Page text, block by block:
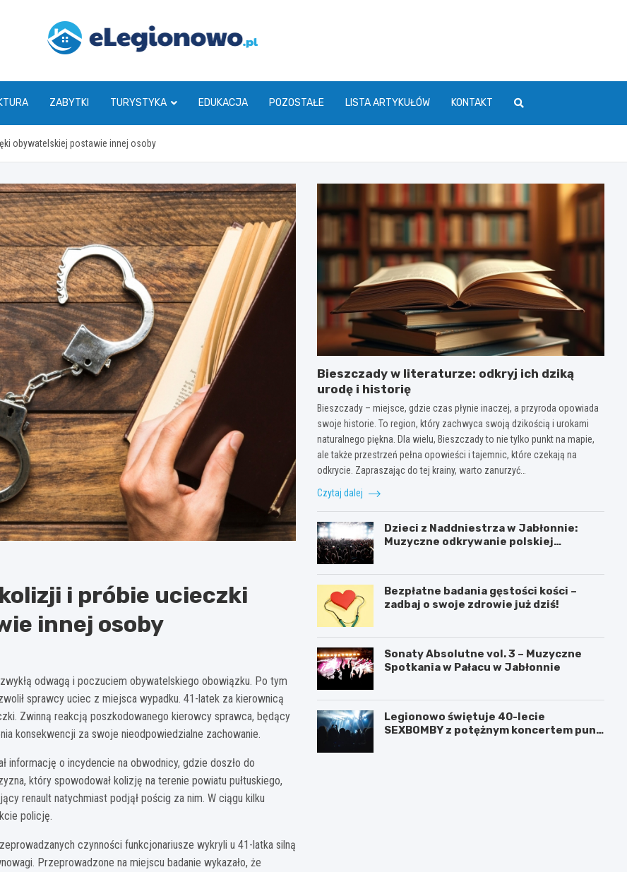
eLegionowo.pl
ZABYTKI TURYSTYKA EDUKACJA POZOSTAŁE LISTA ARTYKUŁÓW KONTAKT
obywatelskiej postawie innej osoby
i próbie ucieczki
innej osoby
odwagą i poczuciem obywatelskiego obowiązku. Po tym
sprawcy uciec z miejsca wypadku. 41-latek za kierownicą
Zwinną reakcją poszkodowanego kierowcy sprawca, będący
konsekwencji za swoje nieodpowiedzialne zachowanie.
informację o incydencie na obwodnicy, gdzie doszło do
który spowodował kolizję na terenie powiatu pułtuskiego,
renault natychmiast podjął pościg za nim. W ciągu kilku
policję.
czynności funkcjonariusze wykryli u 41-latka silną
Przeprowadzone na miejscu badanie wykazało, że
Bieszczady w literaturze: odkryj ich dziką
urodę i historię
Bieszczady – miejsce, gdzie czas płynie inaczej, a przyroda opowiada
swoje historie. To region, który zachwyca swoją dzikością i urokami
naturalnego piękna. Dla wielu, Bieszczady to nie tylko punkt na mapie,
ale także przestrzeń pełna opowieści i tajemnic, które czekają na
odkrycie. Zapraszając do tej krainy, warto zanurzyć…
Czytaj dalej
Dzieci z Naddniestrza w Jabłonnie:
Muzyczne odkrywanie polskiej
Bezpłatne badania gęstości kości –
zadbaj o swoje zdrowie już dziś!
Sonaty Absolutne vol. 3 – Muzyczne
Spotkania w Pałacu w Jabłonnie
Legionowo świętuje 40-lecie
SEXBOMBY z potężnym koncertem punk